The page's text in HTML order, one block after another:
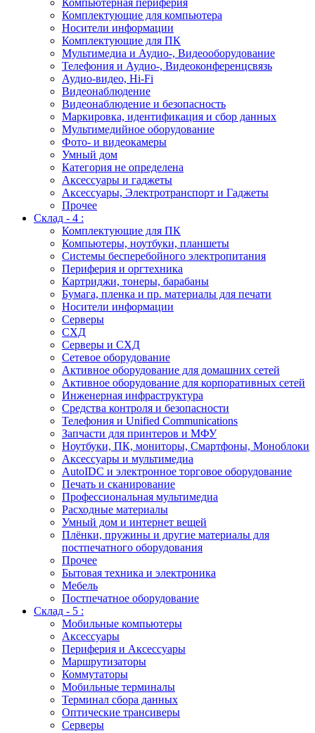
Компьютерная периферия
Комплектующие для компьютера
Носители информации
Комплектующие для ПК
Мультимедиа и Аудио-, Видеооборудование
Телефония и Аудио-, Видеоконференцсвязь
Аудио-видео, Hi-Fi
Видеонаблюдение
Видеонаблюдение и безопасность
Маркировка, идентификация и сбор данных
Мультимедийное оборудование
Фото- и видеокамеры
Умный дом
Категория не определена
Аксессуары и гаджеты
Аксессуары, Электротранспорт и Гаджеты
Прочее
Склад - 4 :
Комплектующие для ПК
Компьютеры, ноутбуки, планшеты
Системы бесперебойного электропитания
Периферия и оргтехника
Картриджи, тонеры, барабаны
Бумага, пленка и пр. материалы для печати
Носители информации
Серверы
СХД
Серверы и СХД
Сетевое оборудование
Активное оборудование для домашних сетей
Активное оборудование для корпоративных сетей
Инженерная инфраструктура
Средства контроля и безопасности
Телефония и Unified Communications
Запчасти для принтеров и МФУ
Ноутбуки, ПК, мониторы, Смартфоны, Моноблоки
Аксессуары и мультимедиа
AutoIDC и электронное торговое оборудование
Печать и сканирование
Профессиональная мультимедиа
Расходные материалы
Умный дом и интернет вещей
Плёнки, пружины и другие материалы для
постпечатного оборудования
Прочее
Бытовая техника и электроника
Мебель
Постпечатное оборудование
Склад - 5 :
Мобильные компьютеры
Аксессуары
Периферия и Аксессуары
Маршрутизаторы
Коммутаторы
Мобильные терминалы
Терминал сбора данных
Оптические трансиверы
Серверы